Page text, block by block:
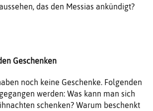
das den Messias ankündigt?
Geschenken
noch keine Geschenke. Folgenden
werden: Was kann man sich
schenken? Warum beschenkt